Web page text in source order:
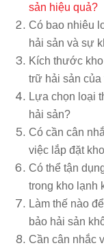
sản hiệu quả?
Có bao nhiêu
hải sản và sự
Kích thước
trữ hải sản của
Lựa chọn loại
hải sản?
Có cần cân
việc lắp đặt
Có thể tận
trong kho lạnh
Làm thế nào
bảo hải sản
Cần cân nhắc